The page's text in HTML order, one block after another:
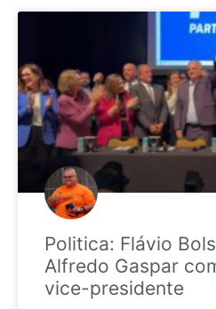
Politica: Flávio
Alfredo Gaspar
vice-presidente